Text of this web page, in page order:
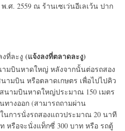
.ศ. 2559 ณ ร้านเซเว่นอีเลเว้น ปาก
ที่ละงู (แจ้งลงที่ตลาดละงู)
ามบินหาดใหญ่ หลังจากนั้นต่อรถสอง
ามบิน หรือตลาดเกษตร เพื่อไปไปคิว
นามบินหาดใหญ่ประมาณ 150 เมตร
างออก (สามารถถามผ่าน
นการนั่งรถสองแถวประมาณ 20 นาที
หรือจะนั่งแท็กซี่ 300 บาท หรือ รถตู้